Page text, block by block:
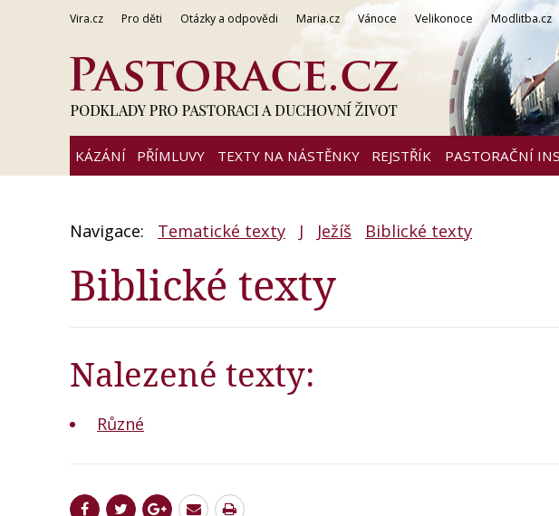
Vira.cz Pro děti Otázky a odpovědi Maria.cz Vánoce Velikonoce Modlitba.cz
KÁZÁNÍ PŘÍMLUVY TEXTY NA NÁSTĚNKY REJSTŘÍK PASTORAČNÍ
Navigace: Tematické texty J Ježíš Biblické texty
Biblické texty
Nalezené texty:
Různé